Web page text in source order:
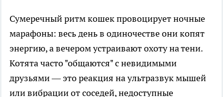
Сумеречный ритм кошек провоцирует ночные
марафоны: весь день в одиночестве они копят
энергию, а вечером устраивают охоту на тени.
Котята часто "общаются" с невидимыми
друзьями — это реакция на ультразвук мышей
или вибрации от соседей, недоступные